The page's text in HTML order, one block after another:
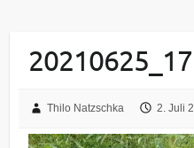
Thilo Natzschka 2. Juli